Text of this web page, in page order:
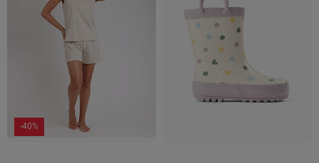
-40%